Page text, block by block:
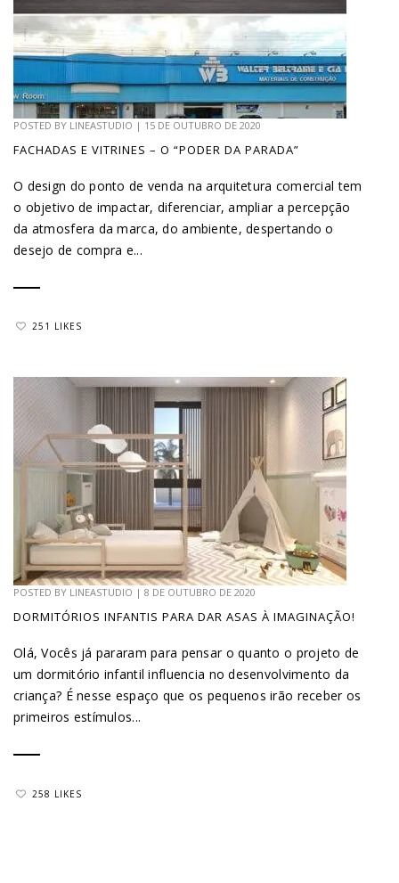
POSTED BY LINEASTUDIO | 15 DE OUTUBRO DE 2020
FACHADAS E VITRINES – O “PODER DA PARADA”
O design do ponto de venda na arquitetura comercial tem
o objetivo de impactar, diferenciar, ampliar a percepção
da atmosfera da marca, do ambiente, despertando o
desejo de compra e...
251 LIKES
POSTED BY LINEASTUDIO | 8 DE OUTUBRO DE 2020
DORMITÓRIOS INFANTIS PARA DAR ASAS À IMAGINAÇÃO!
Olá, Vocês já pararam para pensar o quanto o projeto de
um dormitório infantil influencia no desenvolvimento da
criança? É nesse espaço que os pequenos irão receber os
primeiros estímulos...
258 LIKES